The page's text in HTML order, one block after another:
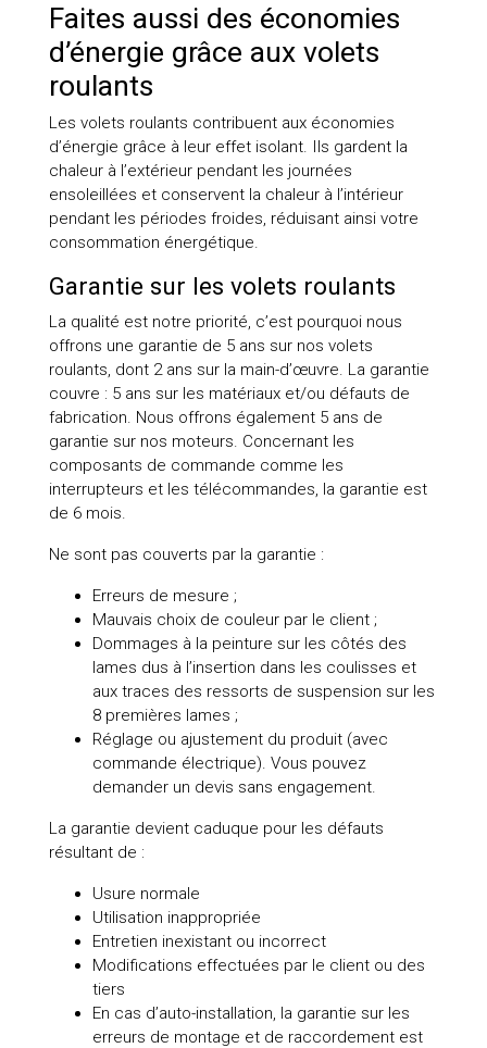
Faites aussi des économies
d’énergie grâce aux volets
roulants
Les volets roulants contribuent aux économies
d’énergie grâce à leur effet isolant. Ils gardent la
chaleur à l’extérieur pendant les journées
ensoleillées et conservent la chaleur à l’intérieur
pendant les périodes froides, réduisant ainsi votre
consommation énergétique.
Garantie sur les volets roulants
La qualité est notre priorité, c’est pourquoi nous
offrons une garantie de 5 ans sur nos volets
roulants, dont 2 ans sur la main-d’œuvre. La garantie
couvre : 5 ans sur les matériaux et/ou défauts de
fabrication. Nous offrons également 5 ans de
garantie sur nos moteurs. Concernant les
composants de commande comme les
interrupteurs et les télécommandes, la garantie est
de 6 mois.
Ne sont pas couverts par la garantie :
Erreurs de mesure ;
Mauvais choix de couleur par le client ;
Dommages à la peinture sur les côtés des
lames dus à l’insertion dans les coulisses et
aux traces des ressorts de suspension sur les
8 premières lames ;
Réglage ou ajustement du produit (avec
commande électrique). Vous pouvez
demander un devis sans engagement.
La garantie devient caduque pour les défauts
résultant de :
Usure normale
Utilisation inappropriée
Entretien inexistant ou incorrect
Modifications effectuées par le client ou des
tiers
En cas d’auto-installation, la garantie sur les
erreurs de montage et de raccordement est